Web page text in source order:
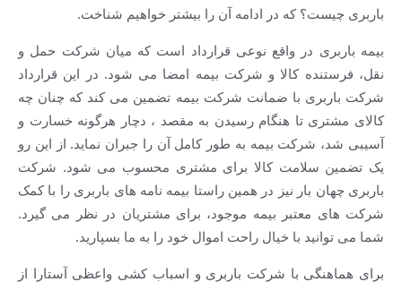
باربری چیست؟ که در ادامه آن را بیشتر خواهیم شناخت.
بیمه باربری در واقع نوعی قرارداد است که میان شرکت حمل و
نقل، فرستنده کالا و شرکت بیمه امضا می شود. در این قرارداد
شرکت باربری با ضمانت شرکت بیمه تضمین می کند که چنان چه
کالای مشتری تا هنگام رسیدن به مقصد ، دچار هرگونه خسارت و
آسیبی شد، شرکت بیمه به طور کامل آن را جبران نماید. از این رو
یک تضمین سلامت کالا برای مشتری محسوب می شود. شرکت
باربری چهان بار نیز در همین راستا بیمه نامه های باربری را با کمک
شرکت های معتبر بیمه موجود، برای مشتریان در نظر می گیرد.
شما می توانید با خیال راحت اموال خود را به ما بسپارید.
برای هماهنگی با شرکت باربری و اسباب کشی واعظی آستارا از